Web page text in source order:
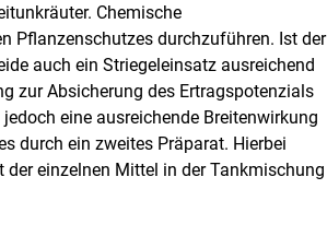
Chemische
Pflanzenschutzes durchzuführen. Ist der
auch ein Striegeleinsatz ausreichend
zur Absicherung des Ertragspotenzials
eine ausreichende Breitenwirkung
durch ein zweites Präparat. Hierbei
einzelnen Mittel in der Tankmischung